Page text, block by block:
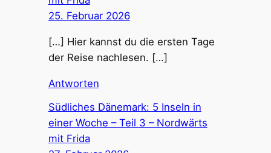
25. Februar 2026
[…] Hier kannst du die ersten Tage
der Reise nachlesen. […]
Antworten
Südliches Dänemark: 5 Inseln in
einer Woche – Teil 3 – Nordwärts
mit Frida